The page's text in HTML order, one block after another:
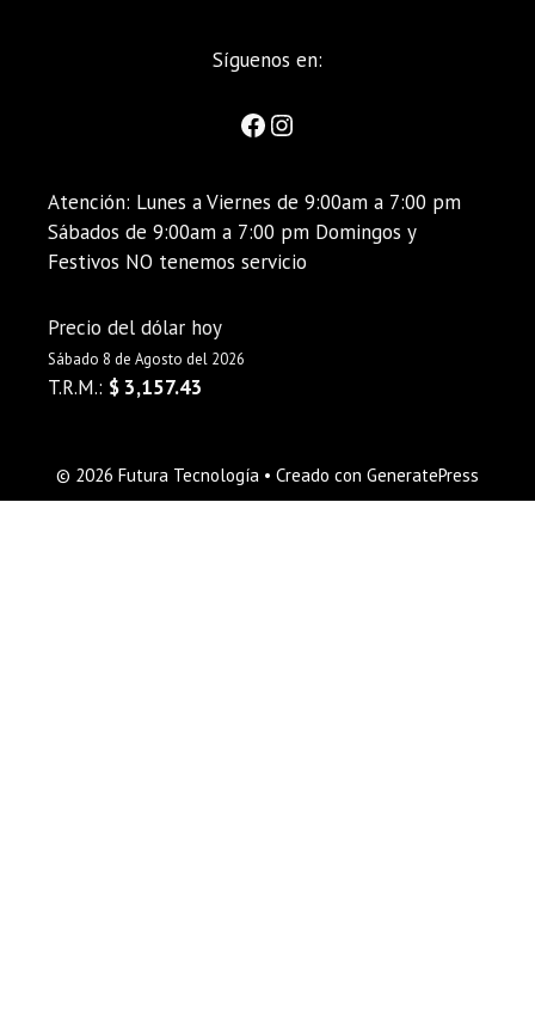
Síguenos en:
Atención: Lunes a Viernes de 9:00am a 7:00 pm
Sábados de 9:00am a 7:00 pm Domingos y
Festivos NO tenemos servicio
Precio del dólar hoy
Sábado 8 de Agosto del 2026
T.R.M.: $ 3,157.43
© 2026 Futura Tecnología • Creado con GeneratePress